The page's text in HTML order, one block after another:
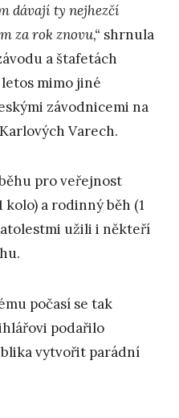
dávají ty nejhezčí
za rok znovu,“ shrnula
a štafetách
mimo jiné
závodnicemi na
Varech.
pro veřejnost
kolo) a rodinný běh (1
užili i někteří
počasí se tak
podařilo
vytvořit parádní